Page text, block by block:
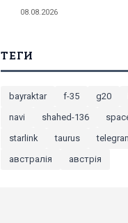
08.08.2026
ТЕГИ
bayraktar f-35 g20
navi
shahed-136
starlink
taurus
австралія
австрія